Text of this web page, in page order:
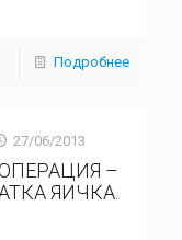
Подробнее
27/06/2013
–
ЯИЧКА.